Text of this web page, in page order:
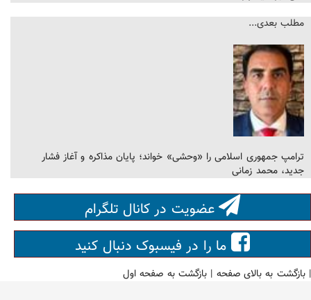
مطلب بعدی...
ترامپ جمهوری اسلامی را «وحشی» خواند؛ پایان مذاکره و آغاز فشار
جدید، محمد زمانی
عضویت در کانال تلگرام
ما را در فیسبوک دنبال کنید
|بازگشت به بالای صفحه |بازگشت به صفحه اول